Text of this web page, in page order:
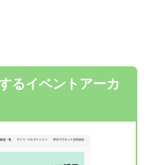
るイベントアーカ